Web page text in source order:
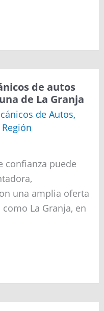
de autos
de La Granja
de Autos,
confianza puede
una amplia oferta
La Granja, en